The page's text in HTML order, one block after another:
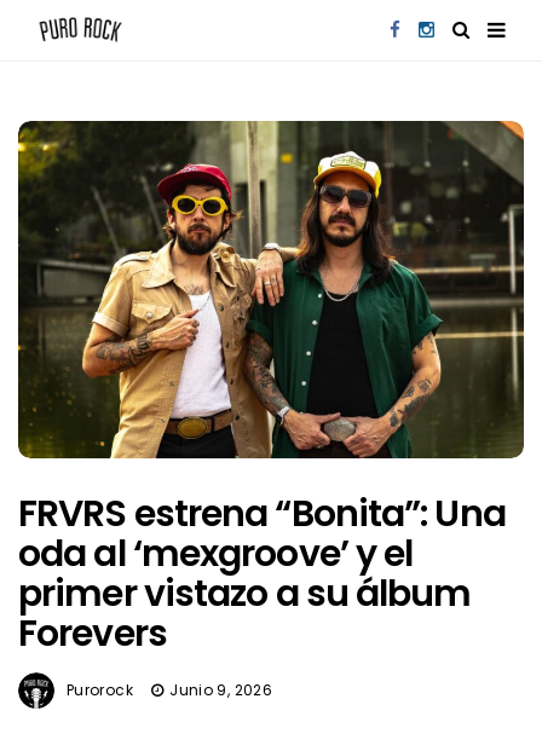
FRVRS estrena “Bonita”: Una
oda al ‘mexgroove’ y el
primer vistazo a su álbum
Forevers
Purorock Junio 9, 2026